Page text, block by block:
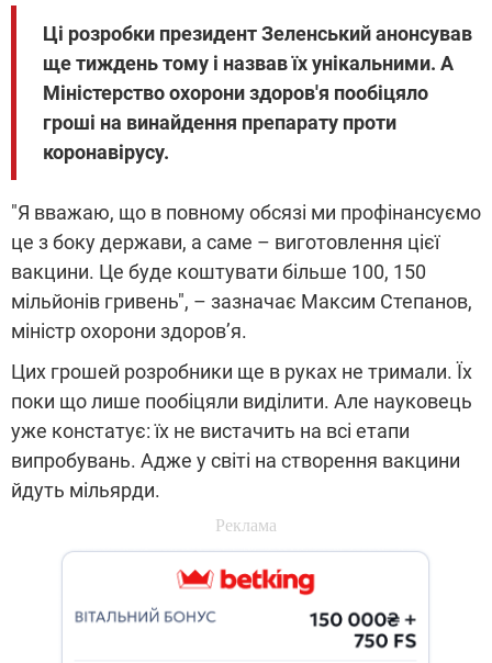
Ці розробки президент Зеленський анонсував
ще тиждень тому і назвав їх унікальними. А
Міністерство охорони здоров'я пообіцяло
гроші на винайдення препарату проти
коронавірусу.
"Я вважаю, що в повному обсязі ми профінансуємо
це з боку держави, а саме – виготовлення цієї
вакцини. Це буде коштувати більше 100, 150
мільйонів гривень", – зазначає Максим Степанов,
міністр охорони здоров’я.
Цих грошей розробники ще в руках не тримали. Їх
поки що лише пообіцяли виділити. Але науковець
уже констатує: їх не вистачить на всі етапи
випробувань. Адже у світі на створення вакцини
йдуть мільярди.